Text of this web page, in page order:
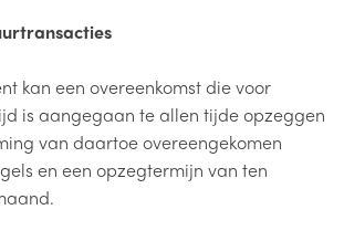
kan een overeenkomst die voor
is aangegaan te allen tijde opzeggen
van daartoe overeengekomen
en een opzegtermijn van ten